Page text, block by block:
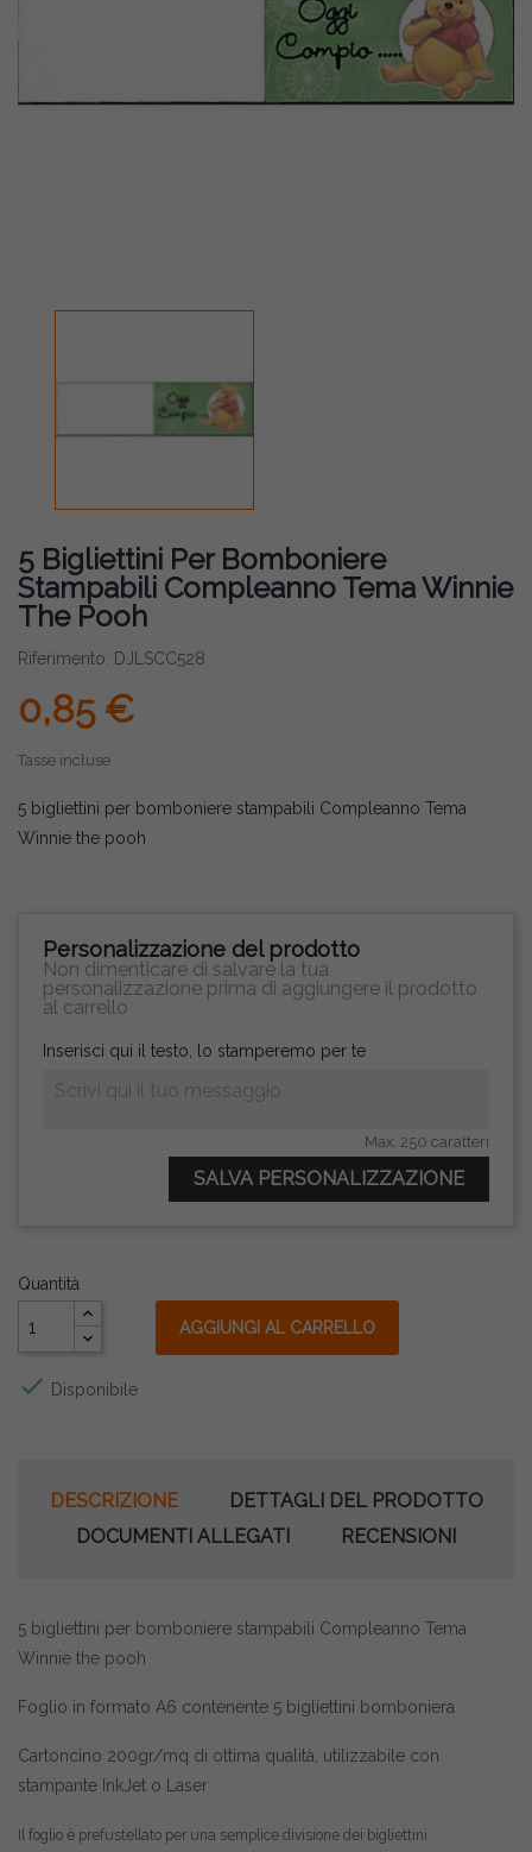
5 Bigliettini Per Bomboniere
Stampabili Compleanno Tema Winnie
The Pooh
Riferimento: DJLSCC528
0,85 €
Tasse incluse
5 bigliettini per bomboniere stampabili Compleanno Tema
Winnie the pooh
Personalizzazione del prodotto
Non dimenticare di salvare la tua
personalizzazione prima di aggiungere il prodotto
al carrello
Inserisci qui il testo, lo stamperemo per te
Max. 250 caratteri
SALVA PERSONALIZZAZIONE
Quantità
AGGIUNGI AL CARRELLO
 Disponibile
DESCRIZIONE
DETTAGLI DEL PRODOTTO
DOCUMENTI ALLEGATI
RECENSIONI
5 bigliettini per bomboniere stampabili Compleanno Tema
Winnie the pooh
Foglio in formato A6 contenente 5 bigliettini bomboniera
Cartoncino 200gr/mq di ottima qualità, utilizzabile con
stampante InkJet o Laser
Il foglio è prefustellato per una semplice divisione dei bigliettini